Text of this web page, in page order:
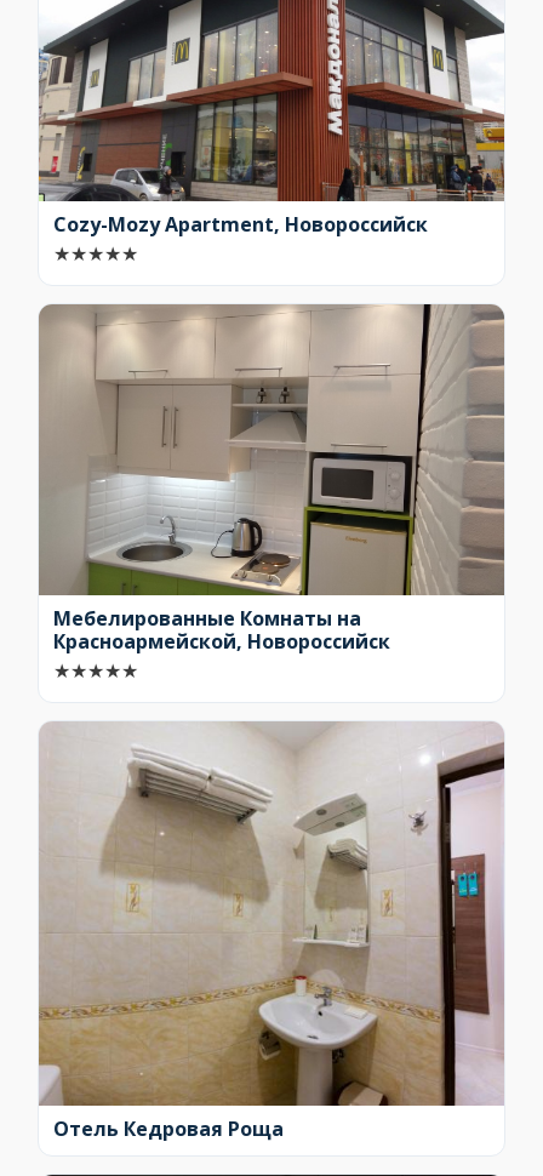
Cozy-Mozy Apartment, Новороссийск
★★★★★
Мебелированные Комнаты на
Красноармейской, Новороссийск
★★★★★
Отель Кедровая Роща